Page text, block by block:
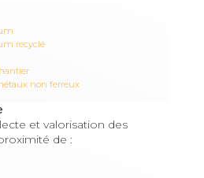
recyclé
non ferreux
et valorisation des
de :